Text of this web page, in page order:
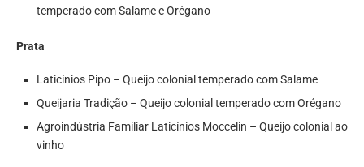
temperado com Salame e Orégano
Prata
Laticínios Pipo – Queijo colonial temperado com Salame
Queijaria Tradição – Queijo colonial temperado com Orégano
Agroindústria Familiar Laticínios Moccelin – Queijo colonial ao
vinho